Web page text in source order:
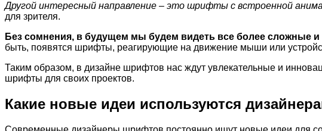
Другой интересный направление – это шрифты с встроенной
для зрителя.
Без сомнения, в будущем мы будем видеть все более сложные
быть, появятся шрифты, реагирующие на движение мыши или
Таким образом, в дизайне шрифтов нас ждут увлекательные и
шрифты для своих проектов.
Какие новые идеи используются